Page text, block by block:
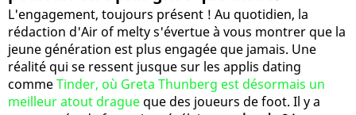
L'engagement, toujours présent ! Au quotidien, la
rédaction d'Air of melty s'évertue à vous montrer que la
jeune génération est plus engagée que jamais. Une
réalité qui se ressent jusque sur les applis dating
commeTinder, où Greta Thunberg est désormais un
meilleur atout drague que des joueurs de foot. Il y a